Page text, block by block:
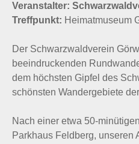
Veranstalter:
Treffpunkt: Heimatmuseum
Der Schwarzwaldverein
beeindruckenden
dem höchsten Gipfel des
schönsten Wandergebiete
Nach einer etwa 50-
Parkhaus Feldberg, unseren